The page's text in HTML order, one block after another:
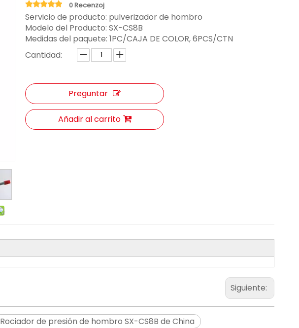
0 Recenzoj
Servicio de producto: pulverizador de hombro
Modelo del Producto: SX-CS8B
Medidas del paquete: 1PC/CAJA DE COLOR, 6PCS/CTN
Cantidad:
Preguntar
Añadir al carrito
Siguiente:
Rociador de presión de hombro SX-CS8B de China